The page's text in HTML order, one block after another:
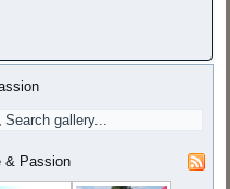
& Passion